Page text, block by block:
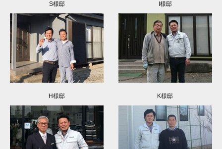
S様邸 I様邸
H様邸 K様邸